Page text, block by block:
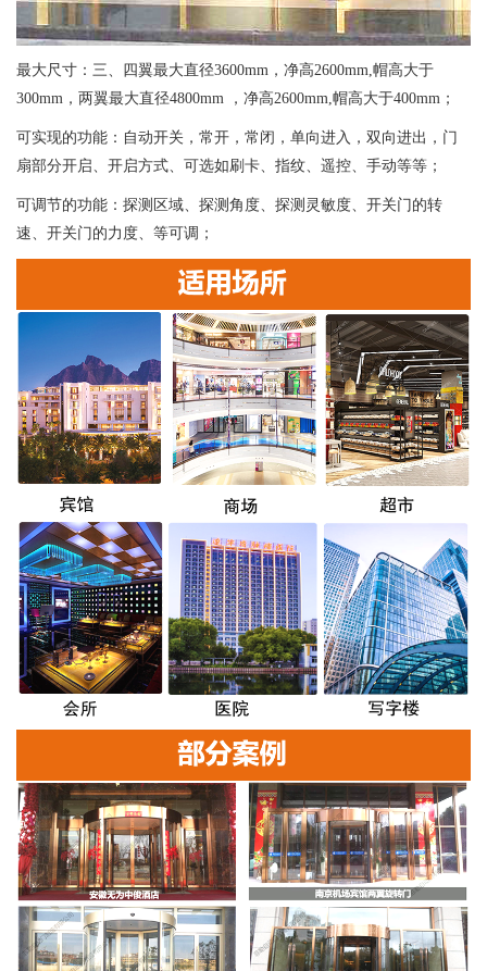
最大尺寸：三、四翼最大直径3600mm，净高2600mm,帽高大于
300mm，两翼最大直径4800mm ，净高2600mm,帽高大于400mm；
可实现的功能：自动开关，常开，常闭，单向进入，双向进出，门
扇部分开启、开启方式、可选如刷卡、指纹、遥控、手动等等；
可调节的功能：探测区域、探测角度、探测灵敏度、开关门的转
速、开关门的力度、等可调；